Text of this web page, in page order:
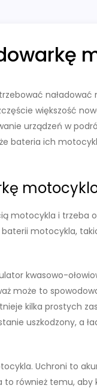
większość
urządzeń w
bateria ich
motocykla i trzeba o
baterii motocykla,
kwasowo-
może to
kilka prostych
uszkodzony, a
Uchroni to
również temu, aby